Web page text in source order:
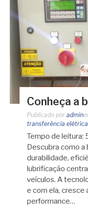
Conheça a
Publicado por admin
transferência elétrica
Tempo de leitura:
Descubra como
durabilidade,
lubrificação
veículos. A
e com ela, cresce
performance…